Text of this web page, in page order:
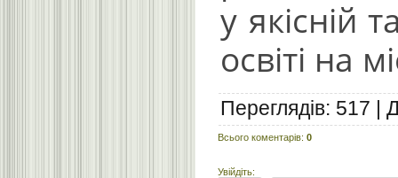
у якісній
освіті на
Переглядів: 517 |
Всього коментарів: 0
Увійдіть: